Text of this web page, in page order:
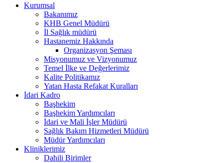
Kurumsal
Bakanımız
KHB Genel Müdürü
İl Sağlık müdürü
Hastanemiz Hakkında
Organizasyon Şeması
Misyonumuz ve Vizyonumuz
Temel İlke ve Değerlerimiz
Kalite Politikamız
Yatan Hasta Refakat Kuralları
İdari Kadro
Başhekim
Başhekim Yardımcıları
İdari ve Mali İşler Müdürü
Sağlık Bakım Hizmetleri Müdürü
Müdür Yardımcıları
Kliniklerimiz
Dahili Birimler